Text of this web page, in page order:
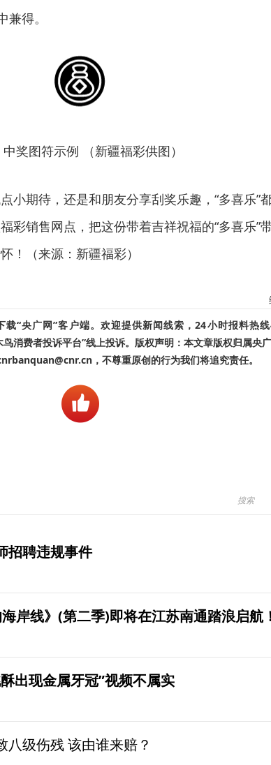
得。
中奖图符示例 （新疆福彩供图）
小期待，还是和朋友分享刮奖乐趣，“多喜乐”
彩销售网点，把这份带着吉祥祝福的“多喜乐”
！（来源：新疆福彩）
“央广网”客户端。欢迎提供新闻线索，24小时报料热
消费者投诉平台”线上投诉。版权声明：本文章版权归属央
，不尊重原创的行为我们将追究责任。
招聘违规事件
岸线》(第二季)即将在江苏南通踏浪启航！
出现金属牙冠”视频不属实
级伤残 该由谁来赔？